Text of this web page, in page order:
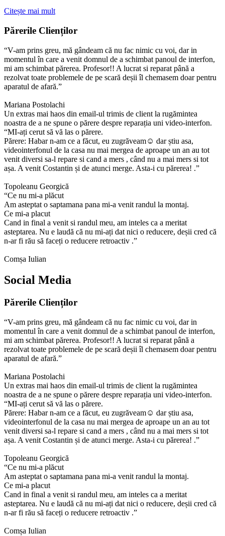
Citește mai mult
Părerile Clienților
“V-am prins greu, mă gândeam că nu fac nimic cu voi, dar in
momentul în care a venit domnul de a schimbat panoul de interfon,
mi am schimbat părerea. Profesor!! A lucrat si reparat până a
rezolvat toate problemele de pe scară deșii îl chemasem doar pentru
aparatul de afară.”
Mariana Postolachi
Un extras mai haos din email-ul trimis de client la rugămintea
noastra de a ne spune o părere despre reparația uni video-interfon.
“MI-ați cerut să vă las o părere.
Părere: Habar n-am ce a făcut, eu zugrăveam☺ dar știu asa,
videointerfonul de la casa nu mai mergea de aproape un an au tot
venit diversi sa-l repare si cand a mers , când nu a mai mers si tot
așa. A venit Costantin și de atunci merge. Asta-i cu părerea! .”
Topoleanu Georgică
“Ce nu mi-a plăcut
Am asteptat o saptamana pana mi-a venit randul la montaj.
Ce mi-a placut
Cand in final a venit si randul meu, am inteles ca a meritat
asteptarea. Nu e laudă că nu mi-ați dat nici o reducere, deșii cred că
n-ar fi rău să faceți o reducere retroactiv .”
Comșa Iulian
Social Media
Părerile Clienților
“V-am prins greu, mă gândeam că nu fac nimic cu voi, dar in
momentul în care a venit domnul de a schimbat panoul de interfon,
mi am schimbat părerea. Profesor!! A lucrat si reparat până a
rezolvat toate problemele de pe scară deșii îl chemasem doar pentru
aparatul de afară.”
Mariana Postolachi
Un extras mai haos din email-ul trimis de client la rugămintea
noastra de a ne spune o părere despre reparația uni video-interfon.
“MI-ați cerut să vă las o părere.
Părere: Habar n-am ce a făcut, eu zugrăveam☺ dar știu asa,
videointerfonul de la casa nu mai mergea de aproape un an au tot
venit diversi sa-l repare si cand a mers , când nu a mai mers si tot
așa. A venit Costantin și de atunci merge. Asta-i cu părerea! .”
Topoleanu Georgică
“Ce nu mi-a plăcut
Am asteptat o saptamana pana mi-a venit randul la montaj.
Ce mi-a placut
Cand in final a venit si randul meu, am inteles ca a meritat
asteptarea. Nu e laudă că nu mi-ați dat nici o reducere, deșii cred că
n-ar fi rău să faceți o reducere retroactiv .”
Comșa Iulian